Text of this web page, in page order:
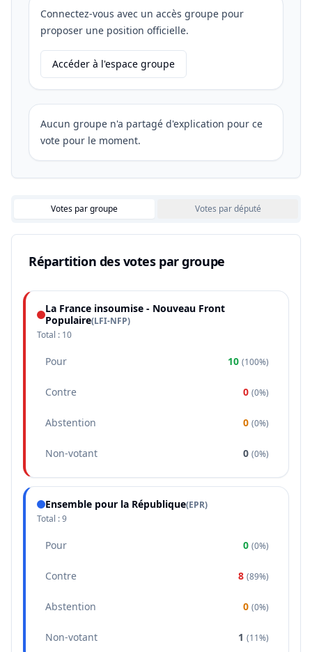
Connectez-vous avec un accès groupe pour
proposer une position officielle.
Accéder à l'espace groupe
Aucun groupe n'a partagé d'explication pour ce
vote pour le moment.
Votes par groupe Votes par député
Répartition des votes par groupe
La France insoumise - Nouveau Front
Populaire(LFI-NFP)
Total : 10
Pour 10 (100%)
Contre 0 (0%)
Abstention 0 (0%)
Non-votant 0 (0%)
Ensemble pour la République(EPR)
Total :9
Pour 0 (0%)
Contre 8 (89%)
Abstention 0 (0%)
Non-votant 1 (11%)